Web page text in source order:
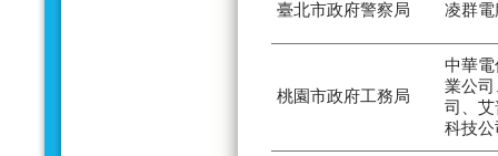
臺北市政府警察局 凌群
桃園市政府工務局
中華
業公
司、艾
科技